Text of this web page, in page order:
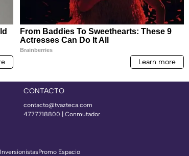
CONTACTO
contacto@tvazteca.com
4777718800 | Conmutador
InversionistasPromo Espacio